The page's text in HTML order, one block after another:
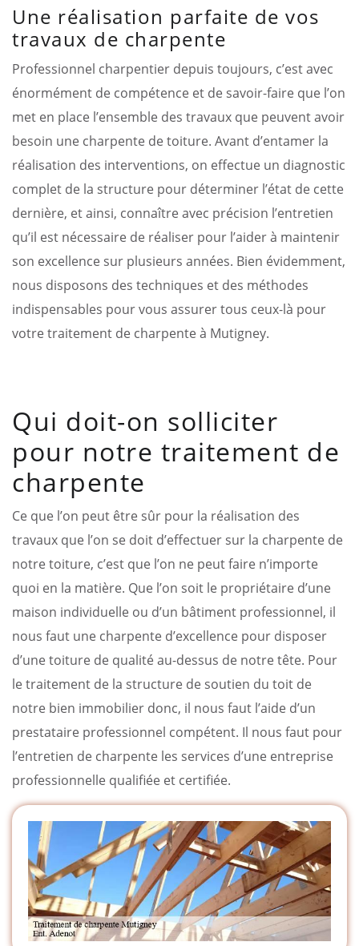
Une réalisation parfaite de vos
travaux de charpente
Professionnel charpentier depuis toujours, c’est avec
énormément de compétence et de savoir-faire que l’on
met en place l’ensemble des travaux que peuvent avoir
besoin une charpente de toiture. Avant d’entamer la
réalisation des interventions, on effectue un diagnostic
complet de la structure pour déterminer l’état de cette
dernière, et ainsi, connaître avec précision l’entretien
qu’il est nécessaire de réaliser pour l’aider à maintenir
son excellence sur plusieurs années. Bien évidemment,
nous disposons des techniques et des méthodes
indispensables pour vous assurer tous ceux-là pour
votre traitement de charpente à Mutigney.
Qui doit-on solliciter
pour notre traitement de
charpente
Ce que l’on peut être sûr pour la réalisation des
travaux que l’on se doit d’effectuer sur la charpente de
notre toiture, c’est que l’on ne peut faire n’importe
quoi en la matière. Que l’on soit le propriétaire d’une
maison individuelle ou d’un bâtiment professionnel, il
nous faut une charpente d’excellence pour disposer
d’une toiture de qualité au-dessus de notre tête. Pour
le traitement de la structure de soutien du toit de
notre bien immobilier donc, il nous faut l’aide d’un
prestataire professionnel compétent. Il nous faut pour
l’entretien de charpente les services d’une entreprise
professionnelle qualifiée et certifiée.